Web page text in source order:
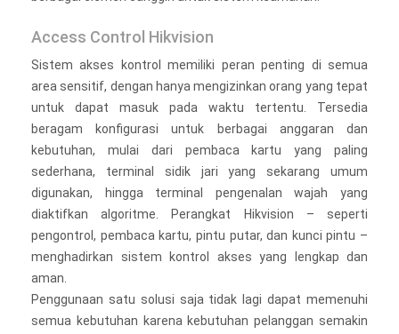
Access Control Hikvision
Sistem akses kontrol memiliki peran penting di semua
area sensitif, dengan hanya mengizinkan orang yang tepat
untuk dapat masuk pada waktu tertentu. Tersedia
beragam konfigurasi untuk berbagai anggaran dan
kebutuhan, mulai dari pembaca kartu yang paling
sederhana, terminal sidik jari yang sekarang umum
digunakan, hingga terminal pengenalan wajah yang
diaktifkan algoritme. Perangkat Hikvision – seperti
pengontrol, pembaca kartu, pintu putar, dan kunci pintu –
menghadirkan sistem kontrol akses yang lengkap dan
aman.
Penggunaan satu solusi saja tidak lagi dapat memenuhi
semua kebutuhan karena kebutuhan pelanggan semakin